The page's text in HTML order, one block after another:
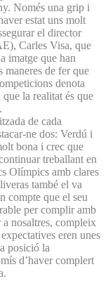
Només una grip i
estat uns molt
el director
Carles Visa, que
imatge que han
maneres de fer que
denota
la realitat és que
de cada
ne dos: Verdú i
bona i crec que
treballant en
Olímpics amb clares
també el va
compte que el seu
per complir amb
nosaltres, compleix
eren unes
posició la
d’haver complert